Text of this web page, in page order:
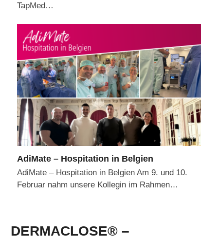
TapMed…
AdiMate – Hospitation in Belgien
AdiMate – Hospitation in Belgien Am 9. und 10.
Februar nahm unsere Kollegin im Rahmen…
DERMACLOSE® –